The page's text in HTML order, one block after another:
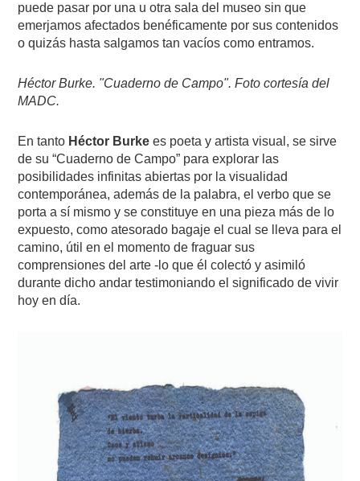
puede pasar por una u otra sala del museo sin que
emerjamos afectados benéficamente por sus contenidos
o quizás hasta salgamos tan vacíos como entramos.
Héctor Burke. "Cuaderno de Campo". Foto cortesía del
MADC.
En tanto Héctor Burke es poeta y artista visual, se sirve
de su “Cuaderno de Campo” para explorar las
posibilidades infinitas abiertas por la visualidad
contemporánea, además de la palabra, el verbo que se
porta a sí mismo y se constituye en una pieza más de lo
expuesto, como atesorado bagaje el cual se lleva para el
camino, útil en el momento de fraguar sus
comprensiones del arte -lo que él colectó y asimiló
durante dicho andar testimoniando el significado de vivir
hoy en día.